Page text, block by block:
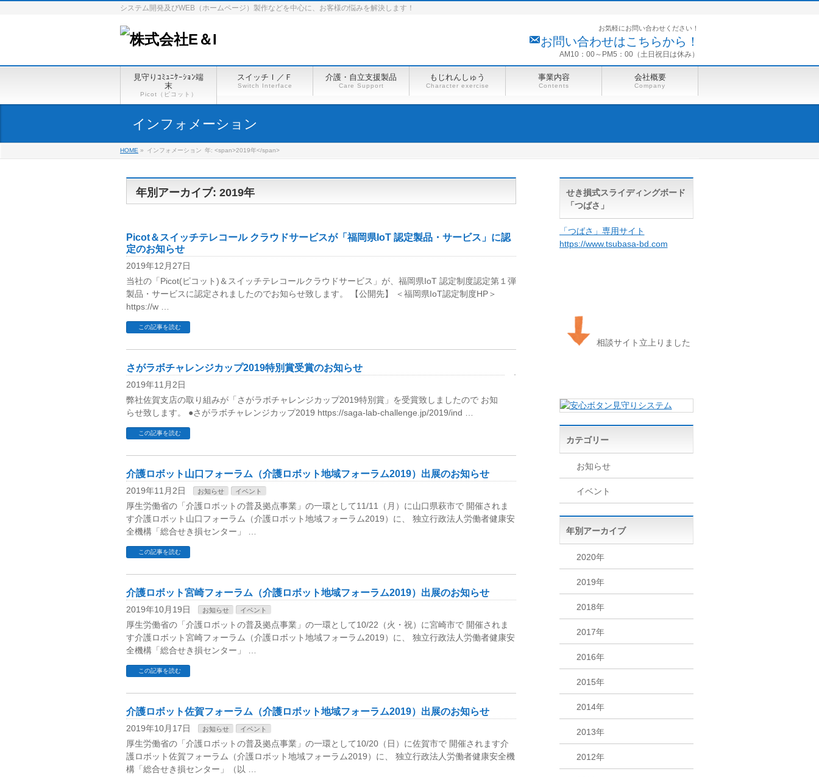
システム開発及びWEB（ホームページ）製作などを中心に、お客様の悩みを解決します！
お気軽にお問い合わせください！
お問い合わせはこちらから！
AM10：00～PM5：00（土日祝日は休み）
見守りｺﾐｭﾆｹｰｼｮﾝ端
末
Picot（ピコット）
スイッチＩ／Ｆ
Switch Interface
介護・自立支援製品
Care Support
もじれんしゅう
Character exercise
事業内容
Contents
会社概要
Company
インフォメーション
HOME » インフォメーション 年: <span>2019年</span>
年別アーカイブ: 2019年
Picot＆スイッチテレコール クラウドサービスが「福岡県IoT 認定製品・サービス」に認
定のお知らせ
2019年12月27日
当社の「Picot(ピコット)＆スイッチテレコールクラウドサービス」が、福岡県IoT 認定制度認定第１弾
製品・サービスに認定されましたのでお知らせ致します。 【公開先】 ＜福岡県IoT認定制度HP＞
https://w …
この記事を読む
さがラボチャレンジカップ2019特別賞受賞のお知らせ
2019年11月2日
弊社佐賀支店の取り組みが「さがラボチャレンジカップ2019特別賞」を受賞致しましたので お知
らせ致します。 ●さがラボチャレンジカップ2019 https://saga-lab-challenge.jp/2019/ind …
この記事を読む
介護ロボット山口フォーラム（介護ロボット地域フォーラム2019）出展のお知らせ
2019年11月2日 お知らせ イベント
厚生労働省の「介護ロボットの普及拠点事業」の一環として11/11（月）に山口県萩市で 開催されま
す介護ロボット山口フォーラム（介護ロボット地域フォーラム2019）に、 独立行政法人労働者健康安
全機構「総合せき損センター」 …
この記事を読む
介護ロボット宮崎フォーラム（介護ロボット地域フォーラム2019）出展のお知らせ
2019年10月19日 お知らせ イベント
厚生労働省の「介護ロボットの普及拠点事業」の一環として10/22（火・祝）に宮崎市で 開催されま
す介護ロボット宮崎フォーラム（介護ロボット地域フォーラム2019）に、 独立行政法人労働者健康安
全機構「総合せき損センター」 …
この記事を読む
介護ロボット佐賀フォーラム（介護ロボット地域フォーラム2019）出展のお知らせ
2019年10月17日 お知らせ イベント
厚生労働省の「介護ロボットの普及拠点事業」の一環として10/20（日）に佐賀市で 開催されます介
護ロボット佐賀フォーラム（介護ロボット地域フォーラム2019）に、 独立行政法人労働者健康安全機
構「総合せき損センター」（以 …
せき損式スライディングボード
「つばさ」
「つばさ」専用サイト
https://www.tsubasa-bd.com
相談サイト立上りました
カテゴリー
お知らせ
イベント
年別アーカイブ
2020年
2019年
2018年
2017年
2016年
2015年
2014年
2013年
2012年